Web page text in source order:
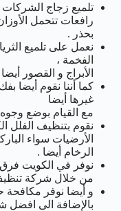
تلميع زجاج الشركات
رافعات تتحمل
بحذر .
نعمل على تلميع
الفخمة ،
الأبراج و القصور
كما أننا نقوم أيضا
غيرها أيضا
مع القيام بوضع
نقوم بتنظيف الفلل
الأرضيات سواء
الرخام أيضا .
نوفر في الكويت
من خلال شركة
و أيضا نوفر
بالإضافة الى افضل